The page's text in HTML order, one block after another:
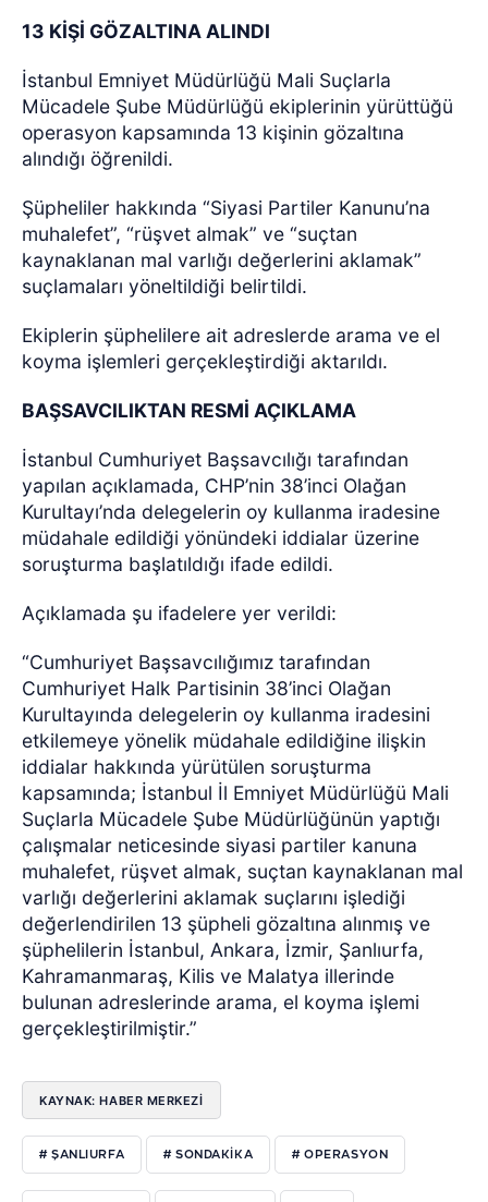
13 KİŞİ GÖZALTINA ALINDI
İstanbul Emniyet Müdürlüğü Mali Suçlarla
Mücadele Şube Müdürlüğü ekiplerinin yürüttüğü
operasyon kapsamında 13 kişinin gözaltına
alındığı öğrenildi.
Şüpheliler hakkında “Siyasi Partiler Kanunu’na
muhalefet”, “rüşvet almak” ve “suçtan
kaynaklanan mal varlığı değerlerini aklamak”
suçlamaları yöneltildiği belirtildi.
Ekiplerin şüphelilere ait adreslerde arama ve el
koyma işlemleri gerçekleştirdiği aktarıldı.
BAŞSAVCILIKTAN RESMİ AÇIKLAMA
İstanbul Cumhuriyet Başsavcılığı tarafından
yapılan açıklamada, CHP’nin 38’inci Olağan
Kurultayı’nda delegelerin oy kullanma iradesine
müdahale edildiği yönündeki iddialar üzerine
soruşturma başlatıldığı ifade edildi.
Açıklamada şu ifadelere yer verildi:
“Cumhuriyet Başsavcılığımız tarafından
Cumhuriyet Halk Partisinin 38’inci Olağan
Kurultayında delegelerin oy kullanma iradesini
etkilemeye yönelik müdahale edildiğine ilişkin
iddialar hakkında yürütülen soruşturma
kapsamında; İstanbul İl Emniyet Müdürlüğü Mali
Suçlarla Mücadele Şube Müdürlüğünün yaptığı
çalışmalar neticesinde siyasi partiler kanuna
muhalefet, rüşvet almak, suçtan kaynaklanan mal
varlığı değerlerini aklamak suçlarını işlediği
değerlendirilen 13 şüpheli gözaltına alınmış ve
şüphelilerin İstanbul, Ankara, İzmir, Şanlıurfa,
Kahramanmaraş, Kilis ve Malatya illerinde
bulunan adreslerinde arama, el koyma işlemi
gerçekleştirilmiştir.”
KAYNAK: HABER MERKEZİ
# ŞANLIURFA # SONDAKIKA # OPERASYON